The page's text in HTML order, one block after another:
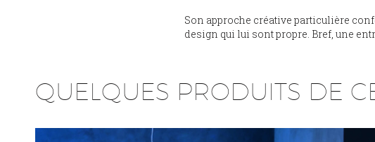
Son approche créative particulière
design qui lui sont propre. Bref, une
QUELQUES PRODUITS DE